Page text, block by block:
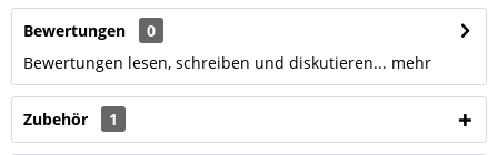
Bewertungen
0
Bewertungen lesen, schreiben und diskutieren... mehr
Zubehör 1